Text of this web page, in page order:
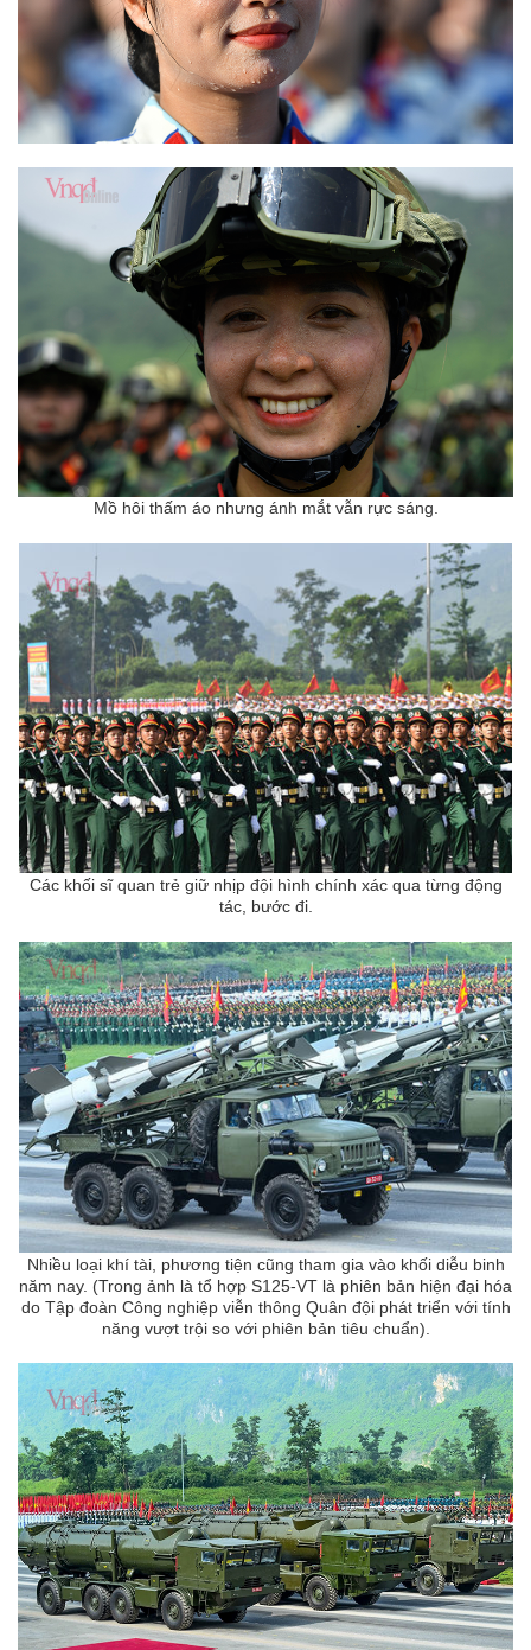
Mồ hôi thấm áo nhưng ánh mắt vẫn rực sáng.
Các khối sĩ quan trẻ giữ nhịp đội hình chính xác qua từng động
tác, bước đi.
Nhiều loại khí tài, phương tiện cũng tham gia vào khối diễu binh
năm nay. (Trong ảnh là tổ hợp S125-VT là phiên bản hiện đại hóa
do Tập đoàn Công nghiệp viễn thông Quân đội phát triển với tính
năng vượt trội so với phiên bản tiêu chuẩn).